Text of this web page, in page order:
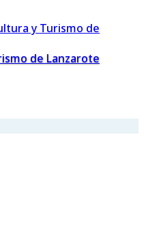
de Lanzarote